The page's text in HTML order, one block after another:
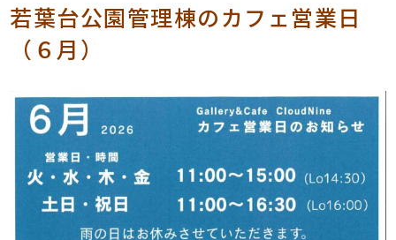
若葉台公園管理棟のカフェ営業日
（６月）